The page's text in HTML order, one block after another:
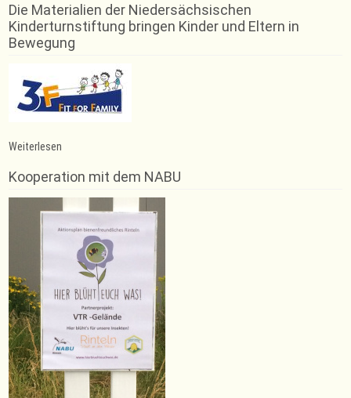
Die Materialien der Niedersächsischen
Kinderturnstiftung bringen Kinder und Eltern in
Bewegung
Weiterlesen
Erfolg
für
die
Trampolinturnerin
Emely
Schmal
Rinteln
den
Sommerferien
Kooperation mit dem NABU